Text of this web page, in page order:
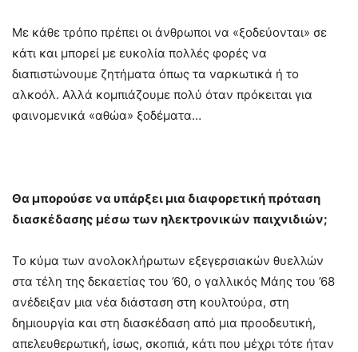
Με κάθε τρόπο πρέπει οι άνθρωποι να «ξοδεύονται» σε
κάτι και μπορεί με ευκολία πολλές φορές να
διαπιστώνουμε ζητήματα όπως τα ναρκωτικά ή το
αλκοόλ. Αλλά κομπιάζουμε πολύ όταν πρόκειται για
φαινομενικά «αθώα» ξοδέματα…
Θα μπορούσε να υπάρξει μια διαφορετική πρόταση
διασκέδασης μέσω των ηλεκτρονικών παιχνιδιών;
Το κύμα των ανολοκλήρωτων εξεγερσιακών θυελλών
στα τέλη της δεκαετίας του ’60, ο γαλλικός Μάης του ’68
ανέδειξαν μια νέα διάσταση στη κουλτούρα, στη
δημιουργία και στη διασκέδαση από μια προοδευτική,
απελευθερωτική, ίσως, σκοπιά, κάτι που μέχρι τότε ήταν